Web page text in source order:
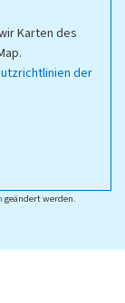
Karten des
der
geändert werden.